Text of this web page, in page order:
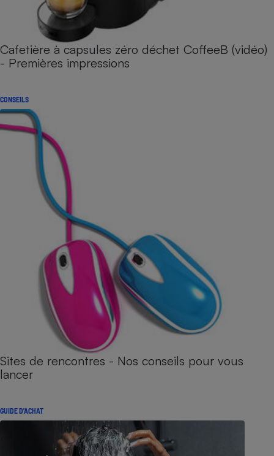
Cafetière à capsules zéro déchet CoffeeB (vidéo)
- Premières impressions
CONSEILS
Sites de rencontres - Nos conseils pour vous
lancer
GUIDE D'ACHAT